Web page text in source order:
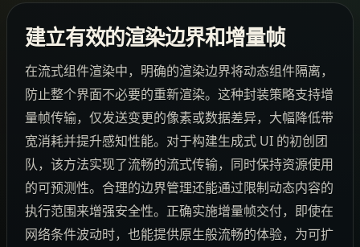
建立有效的渲染边界和增量帧
在流式组件渲染中，明确的渲染边界将动态组件隔离，
防止整个界面不必要的重新渲染。这种封装策略支持增
量帧传输，仅发送变更的像素或数据差异，大幅降低带
宽消耗并提升感知性能。对于构建生成式 UI 的初创团
队，该方法实现了流畅的流式传输，同时保持资源使用
的可预测性。合理的边界管理还能通过限制动态内容的
执行范围来增强安全性。正确实施增量帧交付，即使在
网络条件波动时，也能提供原生般流畅的体验，为可扩